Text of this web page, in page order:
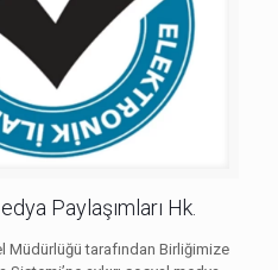
Paylaşımları Hk.
Müdürlüğü tarafından Birliğimize